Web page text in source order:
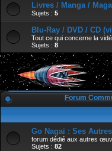
Livres / Manga /
Sujets : 5
Blu-Ray / DVD / CD
Tout ce qui concerne la
Sujets : 8
Forum
Go Nagai : Ses
forum dédié aux autres
Sujets : 82